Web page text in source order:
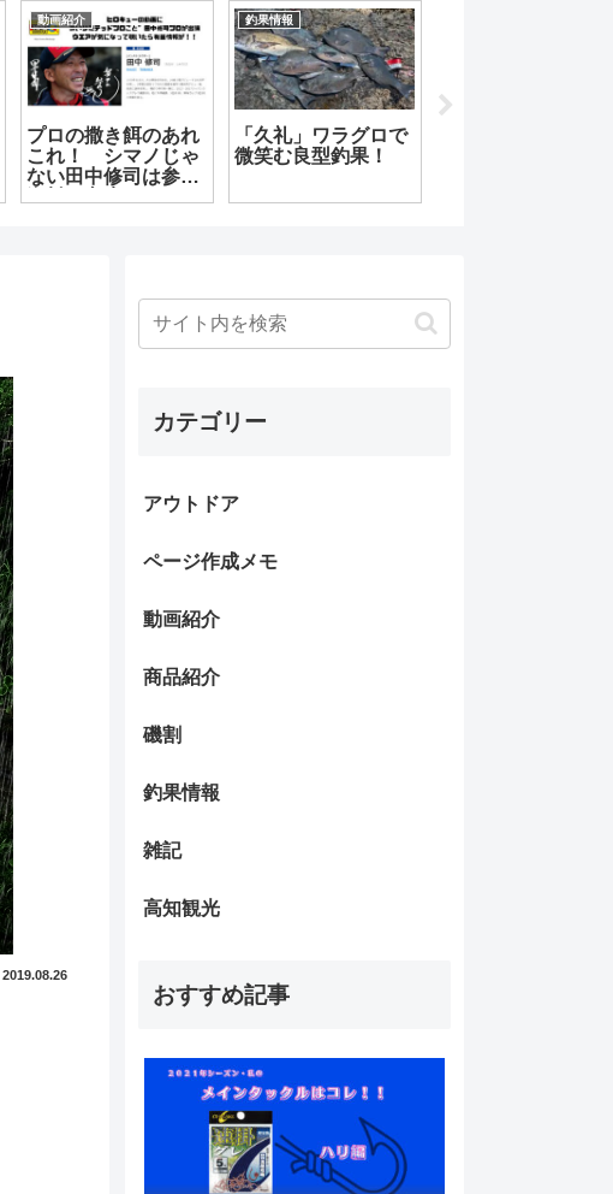
釣果情報
【高知】釣り情報
フィシングニュー
ス！ 寒さ本番！
動画紹介
【友松信彦】グレ釣
りの教科書 リアル
2019.08.26
カテゴリー
アウトドア
ページ作成メモ
動画紹介
商品紹介
磯割
釣果情報
雑記
高知観光
おすすめ記事